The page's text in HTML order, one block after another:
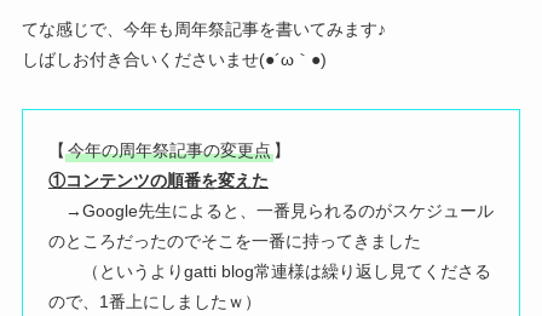
てな感じで、今年も周年祭記事を書いてみます♪
しばしお付き合いくださいませ(●´ω｀●)
【 今年の周年祭記事の変更点】
①コンテンツの順番を変えた
→Google先生によると、一番見られるのがスケジュール
のところだったのでそこを一番に持ってきました
（というよりgatti blog常連様は繰り返し見てくださる
ので、1番上にしましたｗ）